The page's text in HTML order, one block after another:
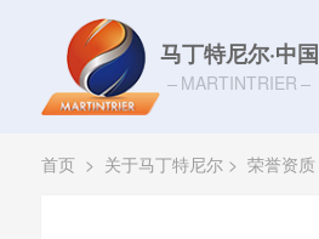
马丁特尼尔·中国
MARTINTRIER
首页 > 关于马丁特尼尔 >荣誉资质